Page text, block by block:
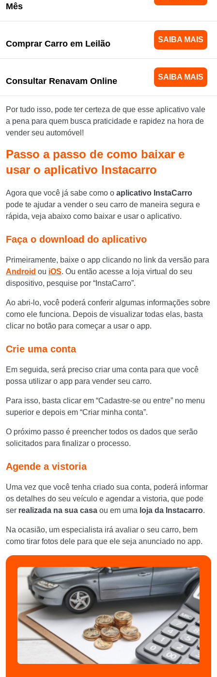
Mês
Comprar Carro em Leilão SAIBA MAIS
Consultar Renavam Online SAIBA MAIS
Por tudo isso, pode ter certeza de que esse aplicativo vale
a pena para quem busca praticidade e rapidez na hora de
vender seu automóvel!
Passo a passo de como baixar e
usar o aplicativo Instacarro
Agora que você já sabe como o aplicativo InstaCarro
pode te ajudar a vender o seu carro de maneira segura e
rápida, veja abaixo como baixar e usar o aplicativo.
Faça o download do aplicativo
Primeiramente, baixe o app clicando no link da versão para
Android ou iOS. Ou então acesse a loja virtual do seu
dispositivo, pesquise por “InstaCarro”.
Ao abri-lo, você poderá conferir algumas informações sobre
como ele funciona. Depois de visualizar todas elas, basta
clicar no botão para começar a usar o app.
Crie uma conta
Em seguida, será preciso criar uma conta para que você
possa utilizar o app para vender seu carro.
Para isso, basta clicar em “Cadastre-se ou entre” no menu
superior e depois em “Criar minha conta”.
O próximo passo é preencher todos os dados que serão
solicitados para finalizar o processo.
Agende a vistoria
Uma vez que você tenha criado sua conta, poderá informar
os detalhes do seu veículo e agendar a vistoria, que pode
ser realizada na sua casa ou em uma loja da Instacarro.
Na ocasião, um especialista irá avaliar o seu carro, bem
como tirar fotos dele para que ele seja anunciado no app.